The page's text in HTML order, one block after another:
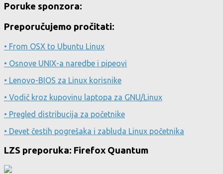
Poruke sponzora:
Preporučujemo pročitati:
• From OSX to Ubuntu Linux
• Osnove UNIX-a naredbe i pipeovi
• Lenovo-BIOS za Linux korisnike
• Vodič kroz kupovinu laptopa za GNU/Linux
• Pregled distribucija za početnike
• Devet čestih pogrešaka i zabluda Linux početnika
LZS preporuka: Firefox Quantum